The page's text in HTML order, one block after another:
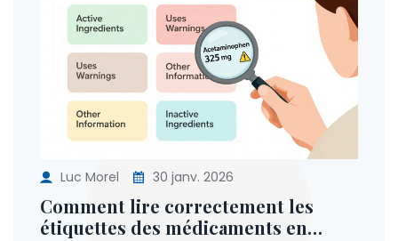
Luc Morel 30 janv. 2026
Comment lire correctement les
étiquettes des médicaments en